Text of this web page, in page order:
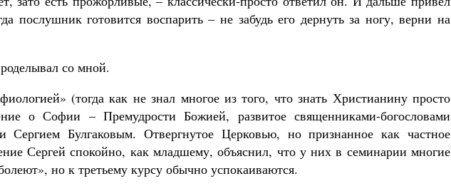
послушник готовится воспарить – не забудь его дернуть за ногу, верни на
со мной.
(тогда как не знал многое из того, что знать Христианину просто
о Софии – Премудрости Божией, развитое священниками-богословами
Булгаковым. Отвергнутое Церковью, но признанное как частное
Сергей спокойно, как младшему, объяснил, что у них в семинарии многие
но к третьему курсу обычно успокаиваются.